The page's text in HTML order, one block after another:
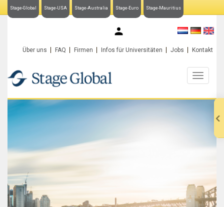
Stage-Global Stage-USA Stage-Australia Stage-Euro Stage-Mauritius
Über uns FAQ Firmen Infos für Universitäten Jobs Kontakt